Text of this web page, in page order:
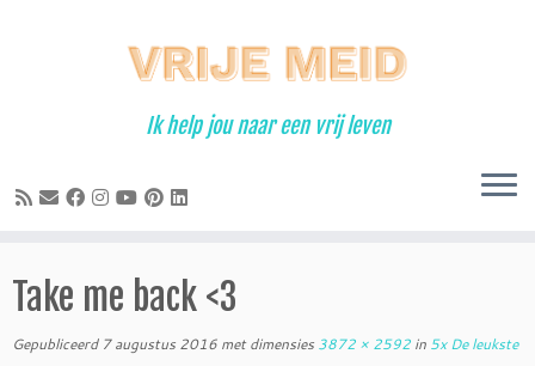
Ik help jou naar een vrij leven
Take me back <3
Gepubliceerd 7 augustus 2016 met dimensies 3872 × 2592 in 5x De leukste